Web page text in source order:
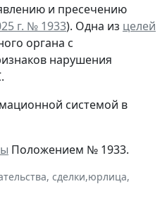
и пресечению
г. № 1933). Одна из целей
органа с
нарушения
системой в
Положением № 1933.
сделки,юрлица,